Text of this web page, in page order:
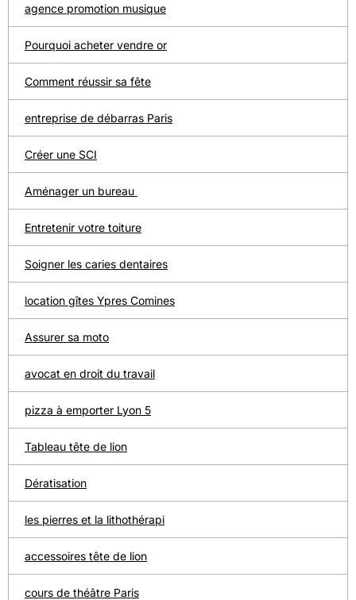
agence promotion musique
Pourquoi acheter vendre or
Comment réussir sa fête
entreprise de débarras Paris
Créer une SCI
Aménager un bureau
Entretenir votre toiture
Soigner les caries dentaires
location gîtes Ypres Comines
Assurer sa moto
avocat en droit du travail
pizza à emporter Lyon 5
Tableau tête de lion
Dératisation
les pierres et la lithothérapi
accessoires tête de lion
cours de théâtre Paris